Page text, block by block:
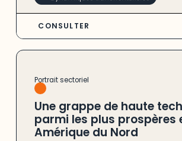
CONSULTER
Portrait sectoriel
Une grappe de haute
parmi les plus prospères
Amérique du Nord